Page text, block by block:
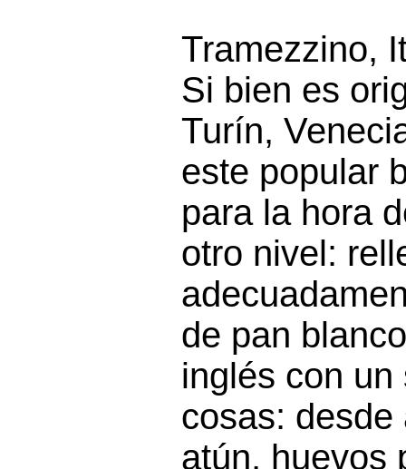
Tramezzino,
Si bien es
Turín,
este popular
para la hora
otro nivel:
de pan
inglés con un
cosas: desde
atún, huevos